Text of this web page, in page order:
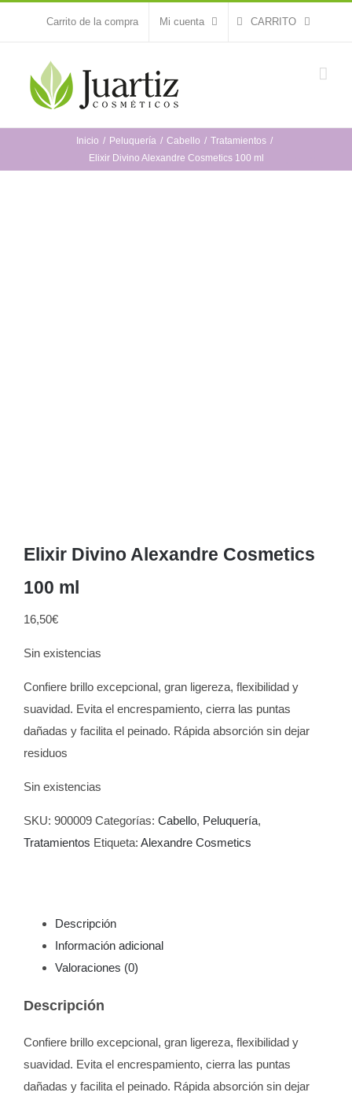
Carrito de la compra Mi cuenta CARRITO
Inicio Peluquería Cabello
Tratamientos
Elixir Divino Alexandre Cosmetics 100 ml
Elixir Divino Alexandre Cosmetics
100 ml
16,50€
Sin existencias
Confiere brillo excepcional, gran ligereza, flexibilidad y
suavidad. Evita el encrespamiento, cierra las puntas
dañadas y facilita el peinado. Rápida absorción sin dejar
residuos
Sin existencias
SKU: 900009 Categorías: Cabello, Peluquería,
Tratamientos Etiqueta: Alexandre Cosmetics
Descripción
Información adicional
Valoraciones (0)
Descripción
Confiere brillo excepcional, gran ligereza, flexibilidad y
suavidad. Evita el encrespamiento, cierra las puntas
dañadas y facilita el peinado. Rápida absorción sin dejar